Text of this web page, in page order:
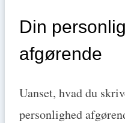
Din
afgørende
Uanset, hvad du
personlighed